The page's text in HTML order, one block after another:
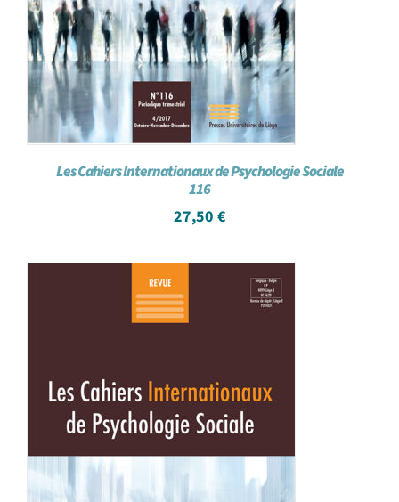
Les Cahiers Internationaux de Psychologie Sociale
116
27,50 €